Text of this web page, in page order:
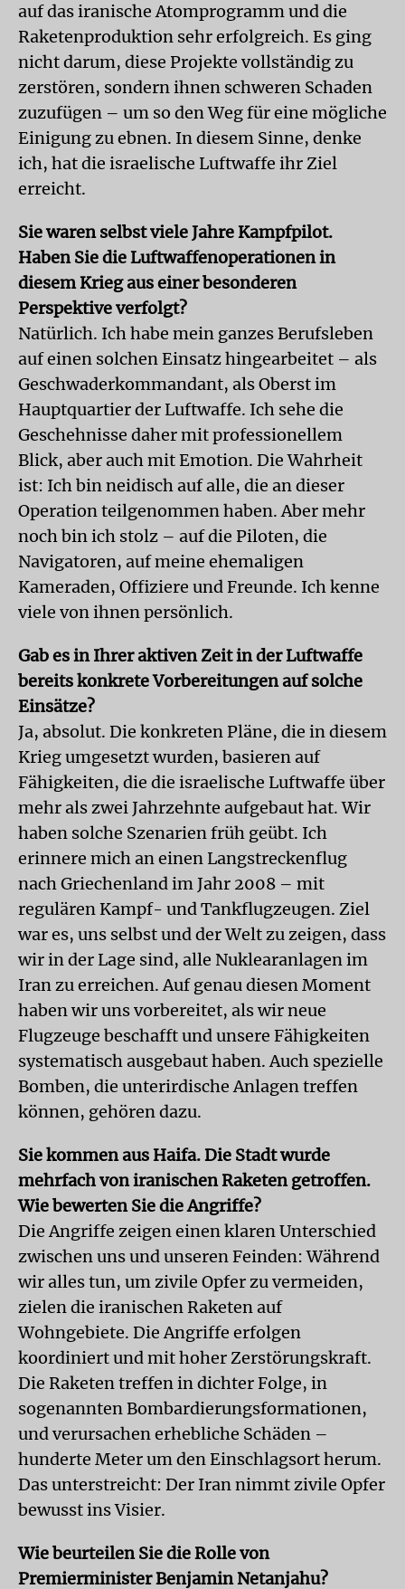
auf das iranische Atomprogramm und die
Raketenproduktion sehr erfolgreich. Es ging
nicht darum, diese Projekte vollständig zu
zerstören, sondern ihnen schweren Schaden
zuzufügen – um so den Weg für eine mögliche
Einigung zu ebnen. In diesem Sinne, denke
ich, hat die israelische Luftwaffe ihr Ziel
erreicht.
Sie waren selbst viele Jahre Kampfpilot.
Haben Sie die Luftwaffenoperationen in
diesem Krieg aus einer besonderen
Perspektive verfolgt?
Natürlich. Ich habe mein ganzes Berufsleben
auf einen solchen Einsatz hingearbeitet – als
Geschwaderkommandant, als Oberst im
Hauptquartier der Luftwaffe. Ich sehe die
Geschehnisse daher mit professionellem
Blick, aber auch mit Emotion. Die Wahrheit
ist: Ich bin neidisch auf alle, die an dieser
Operation teilgenommen haben. Aber mehr
noch bin ich stolz – auf die Piloten, die
Navigatoren, auf meine ehemaligen
Kameraden, Offiziere und Freunde. Ich kenne
viele von ihnen persönlich.
Gab es in Ihrer aktiven Zeit in der Luftwaffe
bereits konkrete Vorbereitungen auf solche
Einsätze?
Ja, absolut. Die konkreten Pläne, die in diesem
Krieg umgesetzt wurden, basieren auf
Fähigkeiten, die die israelische Luftwaffe über
mehr als zwei Jahrzehnte aufgebaut hat. Wir
haben solche Szenarien früh geübt. Ich
erinnere mich an einen Langstreckenflug
nach Griechenland im Jahr 2008 – mit
regulären Kampf- und Tankflugzeugen. Ziel
war es, uns selbst und der Welt zu zeigen, dass
wir in der Lage sind, alle Nuklearanlagen im
Iran zu erreichen. Auf genau diesen Moment
haben wir uns vorbereitet, als wir neue
Flugzeuge beschafft und unsere Fähigkeiten
systematisch ausgebaut haben. Auch spezielle
Bomben, die unterirdische Anlagen treffen
können, gehören dazu.
Sie kommen aus Haifa. Die Stadt wurde
mehrfach von iranischen Raketen getroffen.
Wie bewerten Sie die Angriffe?
Die Angriffe zeigen einen klaren Unterschied
zwischen uns und unseren Feinden: Während
wir alles tun, um zivile Opfer zu vermeiden,
zielen die iranischen Raketen auf
Wohngebiete. Die Angriffe erfolgen
koordiniert und mit hoher Zerstörungskraft.
Die Raketen treffen in dichter Folge, in
sogenannten Bombardierungsformationen,
und verursachen erhebliche Schäden –
hunderte Meter um den Einschlagsort herum.
Das unterstreicht: Der Iran nimmt zivile Opfer
bewusst ins Visier.
Wie beurteilen Sie die Rolle von
Premierminister Benjamin Netanjahu?